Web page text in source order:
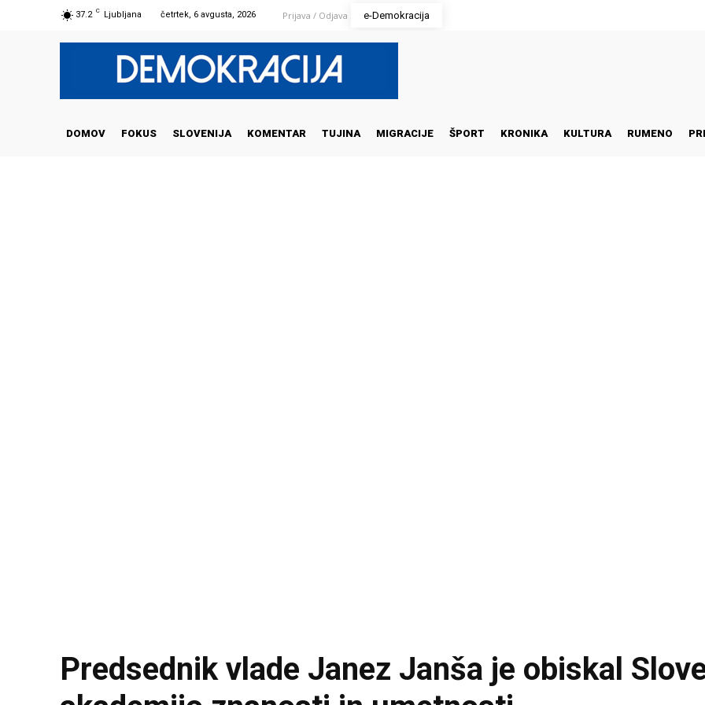
37.2 C Ljubljana četrtek, 6 avgusta, 2026 Prijava / Odjava e-Demokracija
DOMOV FOKUS SLOVENIJA KOMENTAR TUJINA MIGRACIJE ŠPORT KRONIKA KULTURA RUMENO
Predsednik vlade Janez Janša je obiskal